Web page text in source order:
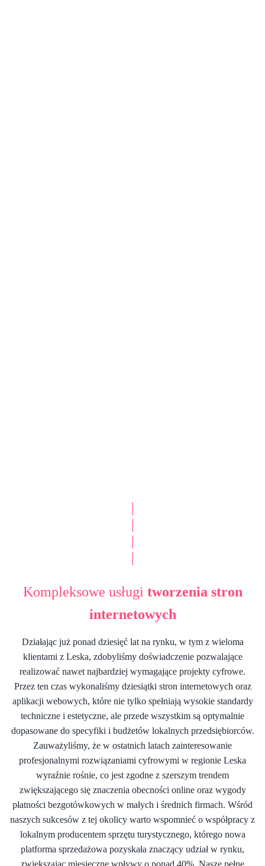
|
|
|
|
Kompleksowe usługi tworzenia stron
internetowych
Działając już ponad dziesięć lat na rynku, w tym z wieloma
klientami z Leska, zdobyliśmy doświadczenie pozwalające
realizować nawet najbardziej wymagające projekty cyfrowe.
Przez ten czas wykonaliśmy dziesiątki stron internetowych oraz
aplikacji webowych, które nie tylko spełniają wysokie standardy
techniczne i estetyczne, ale przede wszystkim są optymalnie
dopasowane do specyfiki i budżetów lokalnych przedsiębiorców.
Zauważyliśmy, że w ostatnich latach zainteresowanie
profesjonalnymi rozwiązaniami cyfrowymi w regionie Leska
wyraźnie rośnie, co jest zgodne z szerszym trendem
zwiększającego się znaczenia obecności online oraz wygody
płatności bezgotówkowych w małych i średnich firmach. Wśród
naszych sukcesów z tej okolicy warto wspomnieć o współpracy z
lokalnym producentem sprzętu turystycznego, którego nowa
platforma sprzedażowa pozyskała znaczący udział w rynku,
zwiększając miesięczne wpływy o ponad 40%. Nasze pełne